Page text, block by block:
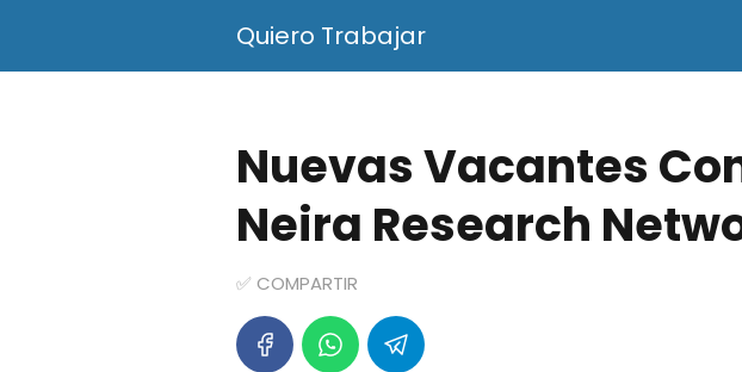
Quiero Trabajar
Nuevas Vacantes
Neira Research
✅ COMPARTIR